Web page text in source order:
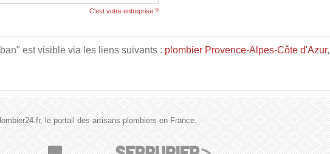
C'est votre entreprise ?
est visible via les liens suivants : plombier Provence-Alpes-Côte d'Azur,
le portail des artisans plombiers en France.